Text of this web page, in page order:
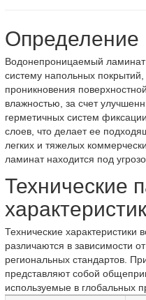
Определение
Водонепроницаемый
систему напольных
проникновения
влажностью, за счет
герметичных систем
слоев, что делает ее
легких и тяжелых
ламинат находится под
Технические
Технические
различаются в зависимости
региональных стандартов.
представляют собой
используемые в глобальных